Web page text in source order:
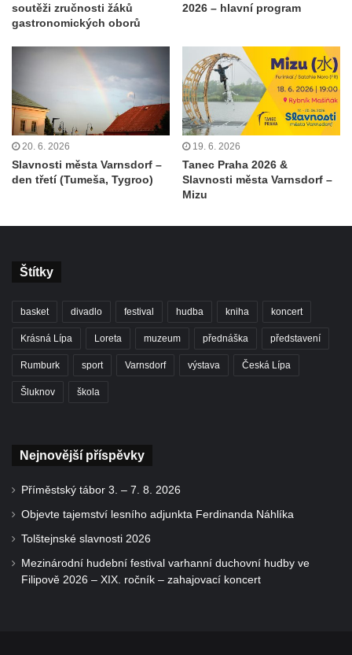
soutěži zručnosti žáků
gastronomických oborů
2026 – hlavní program
20. 6. 2026
Slavnosti města Varnsdorf –
den třetí (Tumeša, Tygroo)
19. 6. 2026
Tanec Praha 2026 &
Slavnosti města Varnsdorf –
Mizu
Štítky
basket divadlo festival hudba kniha koncert
Krásná Lípa Loreta muzeum přednáška představení
Rumburk sport Varnsdorf výstava Česká Lípa
Šluknov škola
Nejnovější příspěvky
Příměstský tábor 3. – 7. 8. 2026
Objevte tajemství lesního adjunkta Ferdinanda Náhlíka
Tolštejnské slavnosti 2026
Mezinárodní hudební festival varhanní duchovní hudby ve
Filipově 2026 – XIX. ročník – zahajovací koncert